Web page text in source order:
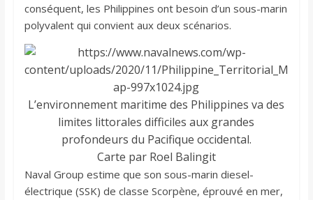
conséquent, les Philippines ont besoin d’un sous-marin
polyvalent qui convient aux deux scénarios.
L’environnement maritime des Philippines va des
limites littorales difficiles aux grandes
profondeurs du Pacifique occidental.
Carte par Roel Balingit
Naval Group estime que son sous-marin diesel-
électrique (SSK) de classe Scorpène, éprouvé en mer,